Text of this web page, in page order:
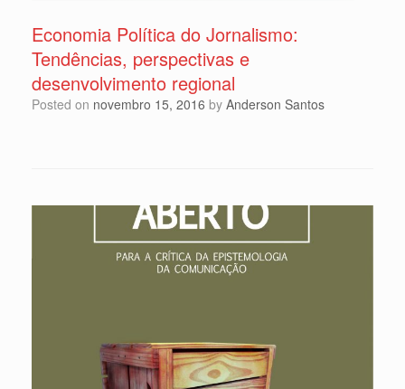
Economia Política do Jornalismo:
Tendências, perspectivas e
desenvolvimento regional
Posted on novembro 15, 2016 by Anderson Santos